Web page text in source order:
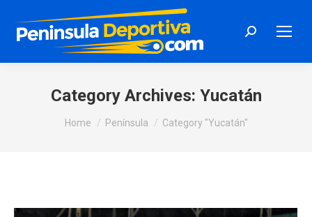
Search:
Category Archives: Yucatán
You are here:
Home Península Category "Yucatán"